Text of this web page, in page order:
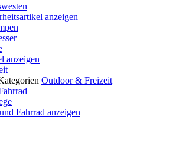
anzeigen
anzeigen
Outdoor & Freizeit
Fahrrad anzeigen